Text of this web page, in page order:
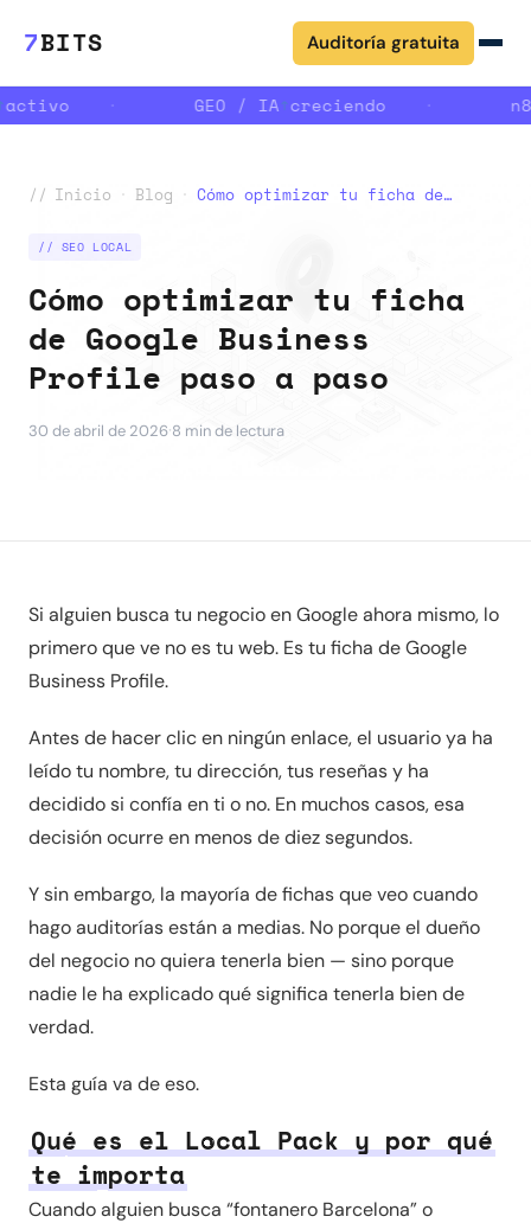
7BITS Auditoría gratuita
GEO / IA↑creciendo n8n
// Inicio · Blog · Cómo optimizar tu ficha de Google Business Profile paso a paso
// SEO LOCAL
Cómo optimizar tu ficha
de Google Business
Profile paso a paso
30 de abril de 2026·8 min de lectura
Si alguien busca tu negocio en Google ahora mismo, lo
primero que ve no es tu web. Es tu ficha de Google
Business Profile.
Antes de hacer clic en ningún enlace, el usuario ya ha
leído tu nombre, tu dirección, tus reseñas y ha
decidido si confía en ti o no. En muchos casos, esa
decisión ocurre en menos de diez segundos.
Y sin embargo, la mayoría de fichas que veo cuando
hago auditorías están a medias. No porque el dueño
del negocio no quiera tenerla bien — sino porque
nadie le ha explicado qué significa tenerla bien de
verdad.
Esta guía va de eso.
Qué es el Local Pack y por qué
te importa
Cuando alguien busca “fontanero Barcelona” o